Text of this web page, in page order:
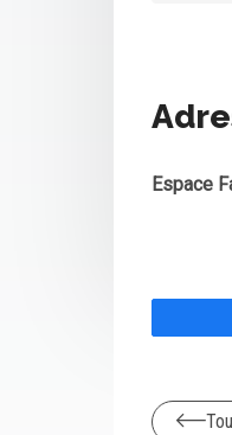
Espace